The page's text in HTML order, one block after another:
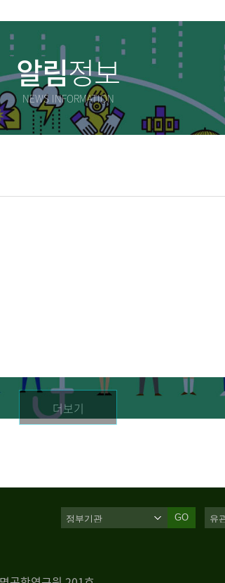
알림정보
NEWS INFORMATION
더보기
GO